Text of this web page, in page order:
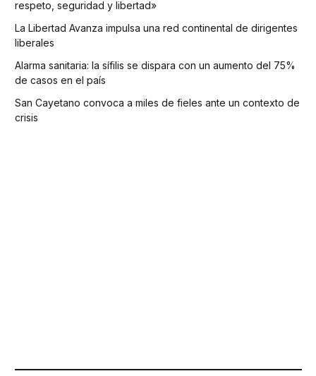
respeto, seguridad y libertad»
La Libertad Avanza impulsa una red continental de dirigentes
liberales
Alarma sanitaria: la sífilis se dispara con un aumento del 75%
de casos en el país
San Cayetano convoca a miles de fieles ante un contexto de
crisis